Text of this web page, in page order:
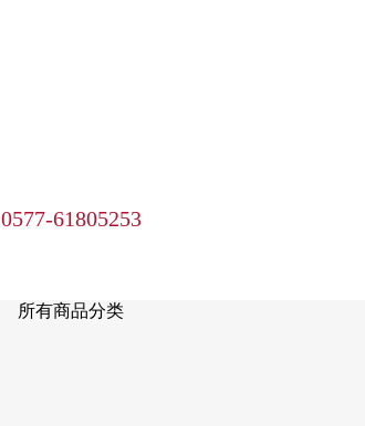
0577-61805253
所有商品分类